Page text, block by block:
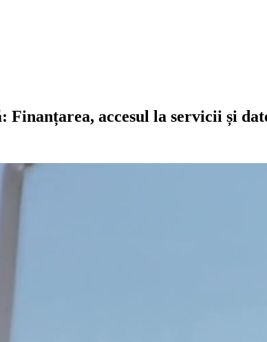
accesul la servicii și